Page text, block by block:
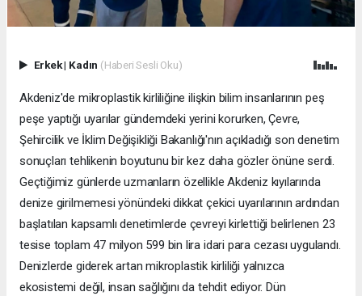
Erkek| Kadın (Haberi Sesli Oku)
Akdeniz'de mikroplastik kirliliğine ilişkin bilim insanlarının peş
peşe yaptığı uyarılar gündemdeki yerini korurken, Çevre,
Şehircilik ve İklim Değişikliği Bakanlığı'nın açıkladığı son denetim
sonuçları tehlikenin boyutunu bir kez daha gözler önüne serdi.
Geçtiğimiz günlerde uzmanların özellikle Akdeniz kıyılarında
denize girilmemesi yönündeki dikkat çekici uyarılarının ardından
başlatılan kapsamlı denetimlerde çevreyi kirlettiği belirlenen 23
tesise toplam 47 milyon 599 bin lira idari para cezası uygulandı.
Denizlerde giderek artan mikroplastik kirliliği yalnızca
ekosistemi değil, insan sağlığını da tehdit ediyor. Dün